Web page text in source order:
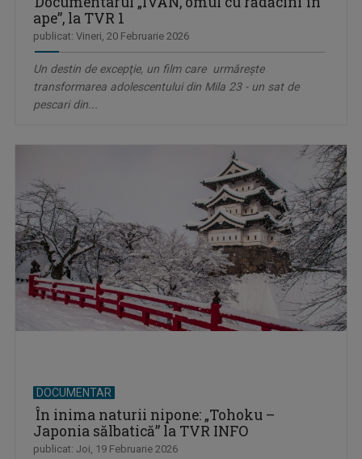
ape”, la TVR 1
publicat: Vineri, 20 Februarie 2026
Un destin de excepţie, un film care urmărește
transformarea adolescentului din Mila 23 - un sat de
pescari din...
DOCUMENTAR
În inima naturii nipone: „Tohoku –
Japonia sălbatică” la TVR INFO
publicat: Joi, 19 Februarie 2026